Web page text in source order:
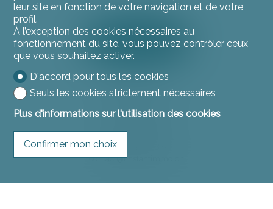
Contactez-nous
L'instant Immo
Tél.032 466 53 53
contact@linstantimmo.ch
leur site en fonction de votre navigation et de votre
profil.
À l’exception des cookies nécessaires au
fonctionnement du site, vous pouvez contrôler ceux
que vous souhaitez activer.
D'accord pour tous les cookies
Seuls les cookies strictement nécessaires
Plus d'informations sur l'utilisation des cookies
Confirmer mon choix